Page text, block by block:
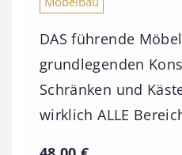
DAS führende
grundlegenden
Schränken und
wirklich ALLE